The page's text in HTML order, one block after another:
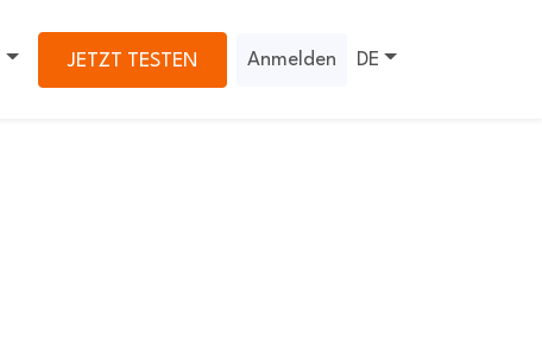
JETZT TESTEN Anmelden DE